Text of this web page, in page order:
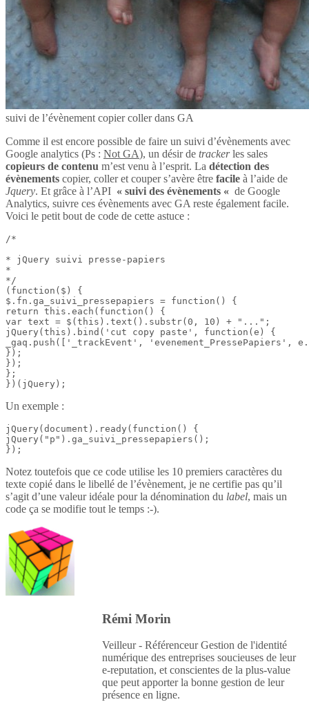
suivi de l’évènement copier coller dans GA
Comme il est encore possible de faire un suivi d’évènements avec
Google analytics (Ps : Not GA), un désir de trackerles sales
copieurs de contenu m’est venu à l’esprit. La détection des
évènements copier, coller et couper s’avère être facile à l’aide de
Jquery. Et grâce à l’API « suivi des évènements « de Google
Analytics, suivre ces évènements avec GA reste également facile.
Voici le petit bout de code de cette astuce :
/*
* jQuery suivi presse-papiers
*
*/
(function($) {
$.fn.ga_suivi_pressepapiers = function() {
return this.each(function() {
var text = $(this).text().substr(0, 10) + "...";
jQuery(this).bind('cut copy paste', function(e) {
_gaq.push(['_trackEvent', 'evenement_PressePapiers',
});
});
};
})(jQuery);
Un exemple :
jQuery(document).ready(function() {
jQuery("p").ga_suivi_pressepapiers();
});
Notez toutefois que ce code utilise les 10 premiers caractères du
texte copié dans le libellé de l’évènement, je ne certifie pas qu’il
s’agit d’une valeur idéale pour la dénomination du label, mais un
code ça se modifie tout le temps :-).
Rémi Morin
Veilleur - Référenceur Gestion de l'identité
numérique des entreprises soucieuses de leur
e-reputation, et conscientes de la plus-value
que peut apporter la bonne gestion de leur
présence en ligne.